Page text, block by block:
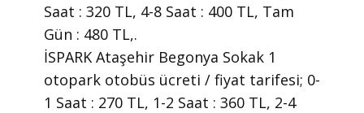
Saat : 320 TL, 4-8 Saat : 400 TL, Tam
Gün : 480 TL,.
İSPARK Ataşehir Begonya Sokak 1
otopark otobüs ücreti / fiyat tarifesi; 0-
1 Saat : 270 TL, 1-2 Saat : 360 TL, 2-4